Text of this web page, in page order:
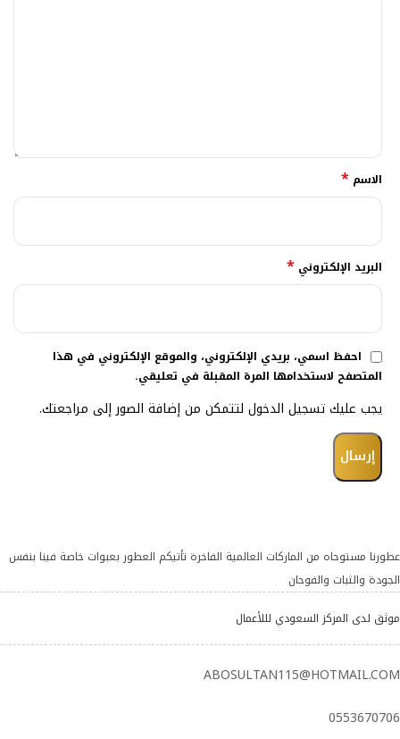
الاسم *
البريد الإلكتروني *
احفظ اسمي، بريدي الإلكتروني، والموقع الإلكتروني في هذا
المتصفح لاستخدامها المرة المقبلة في تعليقي.
يجب عليك تسجيل الدخول لتتمكن من إضافة الصور إلى مراجعتك.
عطورنا مستوحاه من الماركات العالمية الفاخرة تأتيكم العطور بعبوات خاصة فينا بنفس
الجودة والثبات والفوحان
موثق لدى المركز السعودي لللأعمال
ABOSULTAN115@HOTMAIL.COM
0553670706